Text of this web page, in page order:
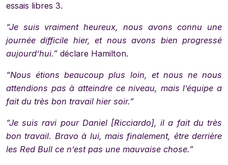
essais libres 3.
“Je suis vraiment heureux, nous avons connu une
journée difficile hier, et nous avons bien progressé
aujourd’hui.” déclare Hamilton.
“Nous étions beaucoup plus loin, et nous ne nous
attendions pas à atteindre ce niveau, mais l’équipe a
fait du très bon travail hier soir.”
“Je suis ravi pour Daniel [Ricciardo], il a fait du très
bon travail. Bravo à lui, mais finalement, être derrière
les Red Bull ce n’est pas une mauvaise chose.”